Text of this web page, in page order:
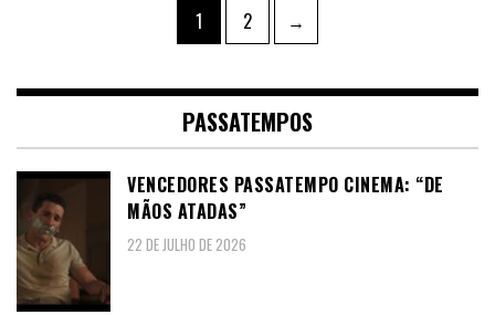
conteúdos
Page
1 Page
2 →
PASSATEMPOS
VENCEDORES PASSATEMPO CINEMA: “DE
MÃOS ATADAS”
22 DE JULHO DE 2026